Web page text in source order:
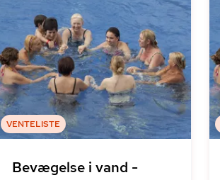
VENTELISTE
Bevægelse i vand -